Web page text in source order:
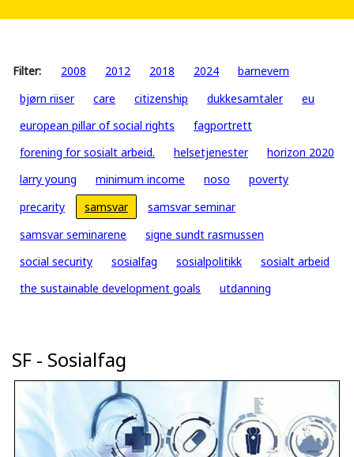
Filter: 2008 2012 2018 2024
barnevern
bjørn riiser
care citizenship dukkesamtaler
eu
european pillar of social rights
fagportrett
forening for sosialt arbeid.
helsetjenester
horizon 2020
larry young
minimum income noso
poverty
precarity
samsvar
samsvar seminar
samsvar seminarene
signe sundt rasmussen
social security
sosialfag sosialpolitikk
sosialt arbeid
the sustainable development goals
utdanning
SF - Sosialfag